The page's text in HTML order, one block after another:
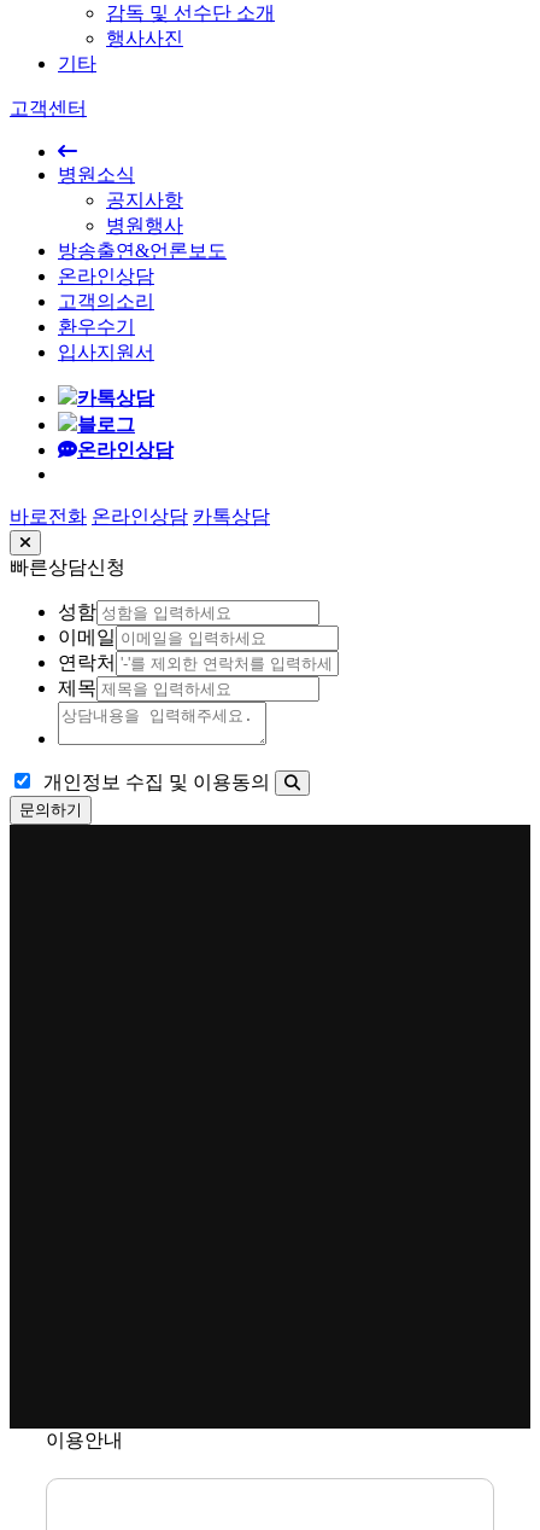
감독 및 선수단 소개
행사사진
기타
고객센터
병원소식
공지사항
병원행사
방송출연&언론보도
온라인상담
고객의소리
환우수기
입사지원서
카톡상담
블로그
온라인상담
바로전화 온라인상담 카톡상담
빠른상담신청
성함
이메일
연락처
제목
개인정보 수집 및 이용동의
문의하기
이용안내